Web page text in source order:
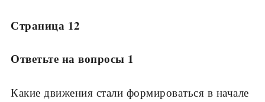
Страница 12
Ответьте на вопросы 1
Какие движения стали формироваться в начале